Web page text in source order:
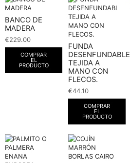
BANCO DE
MADERA
€229.00
COMPRAR
EL
PRODUCTO
FUNDA
DESENFUNDABLE
TEJIDA A
MANO CON
FLECOS.
€44.10
COMPRAR
EL
PRODUCTO